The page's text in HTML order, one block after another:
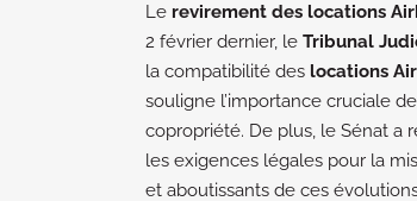
Le revirement des locations
2 février dernier, le Tribunal
la compatibilité des locations
souligne l’importance cruciale
copropriété. De plus, le Sénat a
les exigences légales pour la
et aboutissants de ces